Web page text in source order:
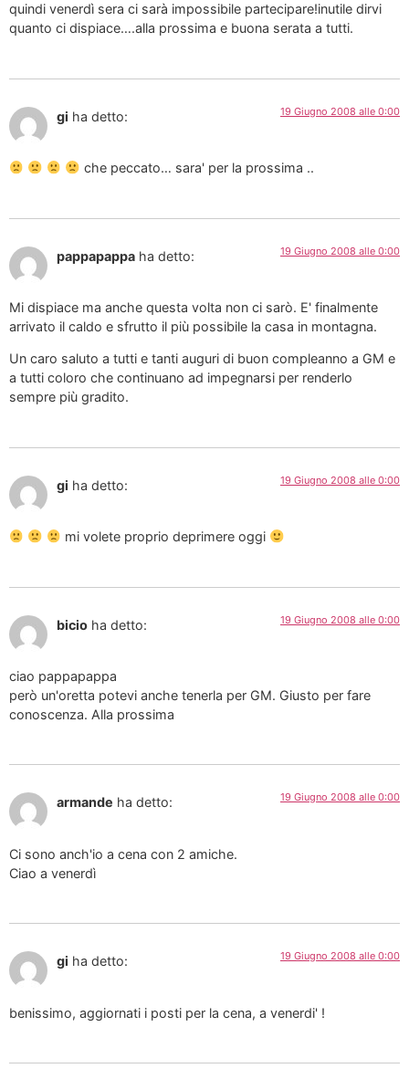
quindi venerdì sera ci sarà impossibile partecipare!inutile dirvi
quanto ci dispiace….alla prossima e buona serata a tutti.
gi ha detto: 19 Giugno 2008 alle 0:00
che peccato… sara' per la prossima ..
pappapappa ha detto: 19 Giugno 2008 alle 0:00
Mi dispiace ma anche questa volta non ci sarò. E' finalmente
arrivato il caldo e sfrutto il più possibile la casa in montagna.
Un caro saluto a tutti e tanti auguri di buon compleanno a GM e
a tutti coloro che continuano ad impegnarsi per renderlo
sempre più gradito.
gi ha detto: 19 Giugno 2008 alle 0:00
mi volete proprio deprimere oggi
bicio ha detto: 19 Giugno 2008 alle 0:00
ciao pappapappa
però un'oretta potevi anche tenerla per GM. Giusto per fare
conoscenza. Alla prossima
armande ha detto: 19 Giugno 2008 alle 0:00
Ci sono anch'io a cena con 2 amiche.
Ciao a venerdì
gi ha detto: 19 Giugno 2008 alle 0:00
benissimo, aggiornati i posti per la cena, a venerdi' !